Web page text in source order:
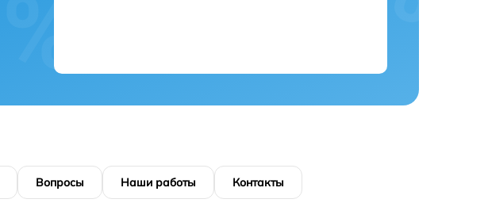
Вопросы Наши работы Контакты